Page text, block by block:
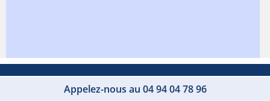
Appelez-nous au 04 94 04 78 96